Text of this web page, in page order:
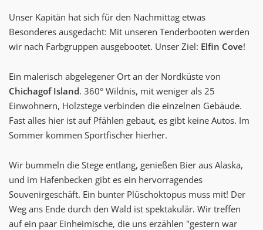
Unser Kapitän hat sich für den Nachmittag etwas
Besonderes ausgedacht: Mit unseren Tenderbooten werden
wir nach Farbgruppen ausgebootet. Unser Ziel: Elfin Cove!
Ein malerisch abgelegener Ort an der Nordküste von
Chichagof Island. 360° Wildnis, mit weniger als 25
Einwohnern, Holzstege verbinden die einzelnen Gebäude.
Fast alles hier ist auf Pfählen gebaut, es gibt keine Autos. Im
Sommer kommen Sportfischer hierher.
Wir bummeln die Stege entlang, genießen Bier aus Alaska,
und im Hafenbecken gibt es ein hervorragendes
Souvenirgeschäft. Ein bunter Plüschoktopus muss mit! Der
Weg ans Ende durch den Wald ist spektakulär. Wir treffen
auf ein paar Einheimische, die uns erzählen "gestern war